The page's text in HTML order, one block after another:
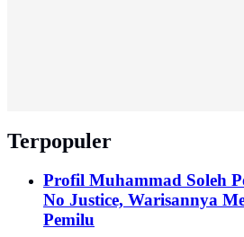
Terpopuler
Profil Muhammad Soleh
No Justice, Warisannya
Pemilu